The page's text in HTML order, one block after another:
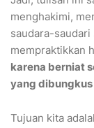
menghakimi,
saudara-
mempraktikkan
karena berniat
yang dibungkus
​Tujuan kita